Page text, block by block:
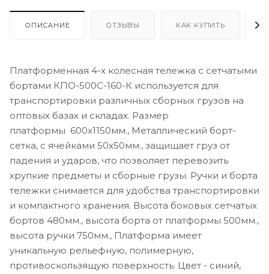
ОПИСАНИЕ ОТЗЫВЫ КАК КУПИТЬ
Платформенная 4-х колесная тележка с сетчатыми
бортами КПО-500С-160-К используется для
транспортировки различных сборных грузов на
оптовых базах и складах. Размер
платформы 600х1150мм., Металлический борт-
сетка, с ячейками 50х50мм., защищает груз от
падения и ударов, что позволяет перевозить
хрупкие предметы и сборные грузы. Ручки и борта
тележки снимается для удобства транспортировки
и компактного хранения. Высота боковых сетчатых
бортов 480мм., высота борта от платформы 500мм.,
высота ручки 750мм., Платформа имеет
уникальную рельефную, полимерную,
противоскользящую поверхность. Цвет - синий,